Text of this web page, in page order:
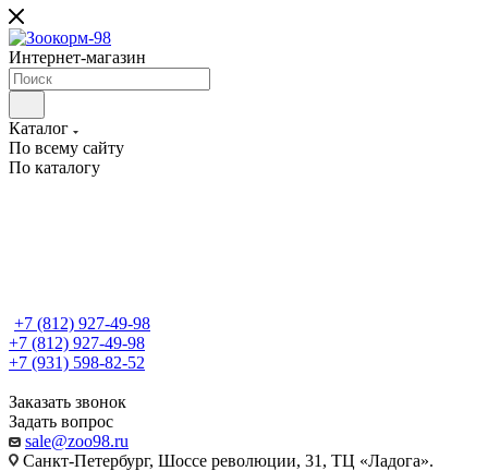
Интернет-магазин
Каталог
По всему сайту
По каталогу
+7 (812) 927-49-98
+7 (812) 927-49-98
+7 (931) 598-82-52
Заказать звонок
Задать вопрос
sale@zoo98.ru
Санкт-Петербург, Шоссе революции, 31, ТЦ «Ладога».